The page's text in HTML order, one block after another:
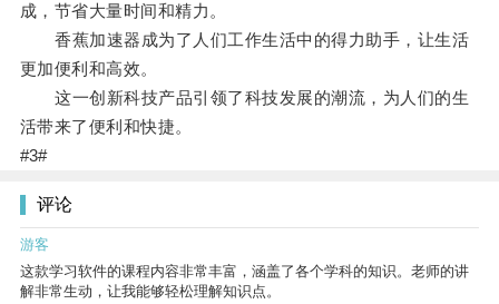
成，节省大量时间和精力。
香蕉加速器成为了人们工作生活中的得力助手，让生活
更加便利和高效。
这一创新科技产品引领了科技发展的潮流，为人们的生
活带来了便利和快捷。
#3#
评论
游客
这款学习软件的课程内容非常丰富，涵盖了各个学科的知识。老师的讲
解非常生动，让我能够轻松理解知识点。